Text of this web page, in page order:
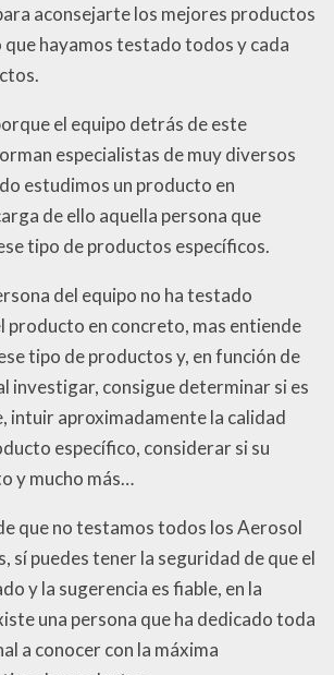
aconsejarte los mejores productos
hayamos testado todos y cada
el equipo detrás de este
especialistas de muy diversos
estudimos un producto en
de ello aquella persona que
tipo de productos específicos.
del equipo no ha testado
producto en concreto, mas entiende
tipo de productos y, en función de
investigar, consigue determinar si es
intuir aproximadamente la calidad
específico, considerar si su
y mucho más…
que no testamos todos los Aerosol
sí puedes tener la seguridad de que el
y la sugerencia es fiable, en la
una persona que ha dedicado toda
a conocer con la máxima